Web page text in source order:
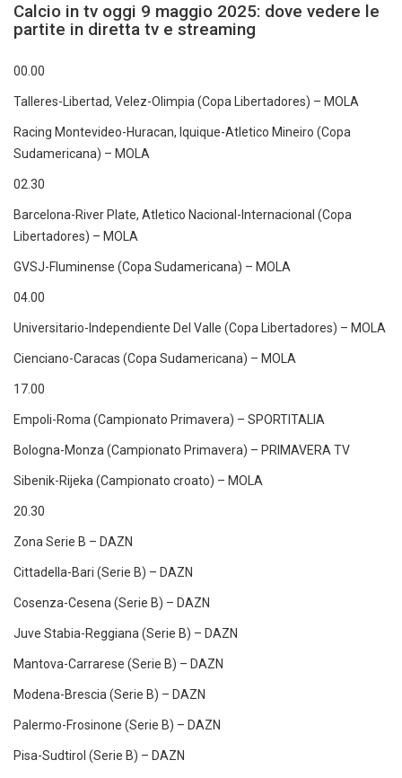
Calcio in tv oggi 9 maggio 2025: dove vedere le
partite in diretta tv e streaming
00.00
Talleres-Libertad, Velez-Olimpia (Copa Libertadores) – MOLA
Racing Montevideo-Huracan, Iquique-Atletico Mineiro (Copa
Sudamericana) – MOLA
02.30
Barcelona-River Plate, Atletico Nacional-Internacional (Copa
Libertadores) – MOLA
GVSJ-Fluminense (Copa Sudamericana) – MOLA
04.00
Universitario-Independiente Del Valle (Copa Libertadores) – MOLA
Cienciano-Caracas (Copa Sudamericana) – MOLA
17.00
Empoli-Roma (Campionato Primavera) – SPORTITALIA
Bologna-Monza (Campionato Primavera) – PRIMAVERA TV
Sibenik-Rijeka (Campionato croato) – MOLA
20.30
Zona Serie B – DAZN
Cittadella-Bari (Serie B) – DAZN
Cosenza-Cesena (Serie B) – DAZN
Juve Stabia-Reggiana (Serie B) – DAZN
Mantova-Carrarese (Serie B) – DAZN
Modena-Brescia (Serie B) – DAZN
Palermo-Frosinone (Serie B) – DAZN
Pisa-Sudtirol (Serie B) – DAZN